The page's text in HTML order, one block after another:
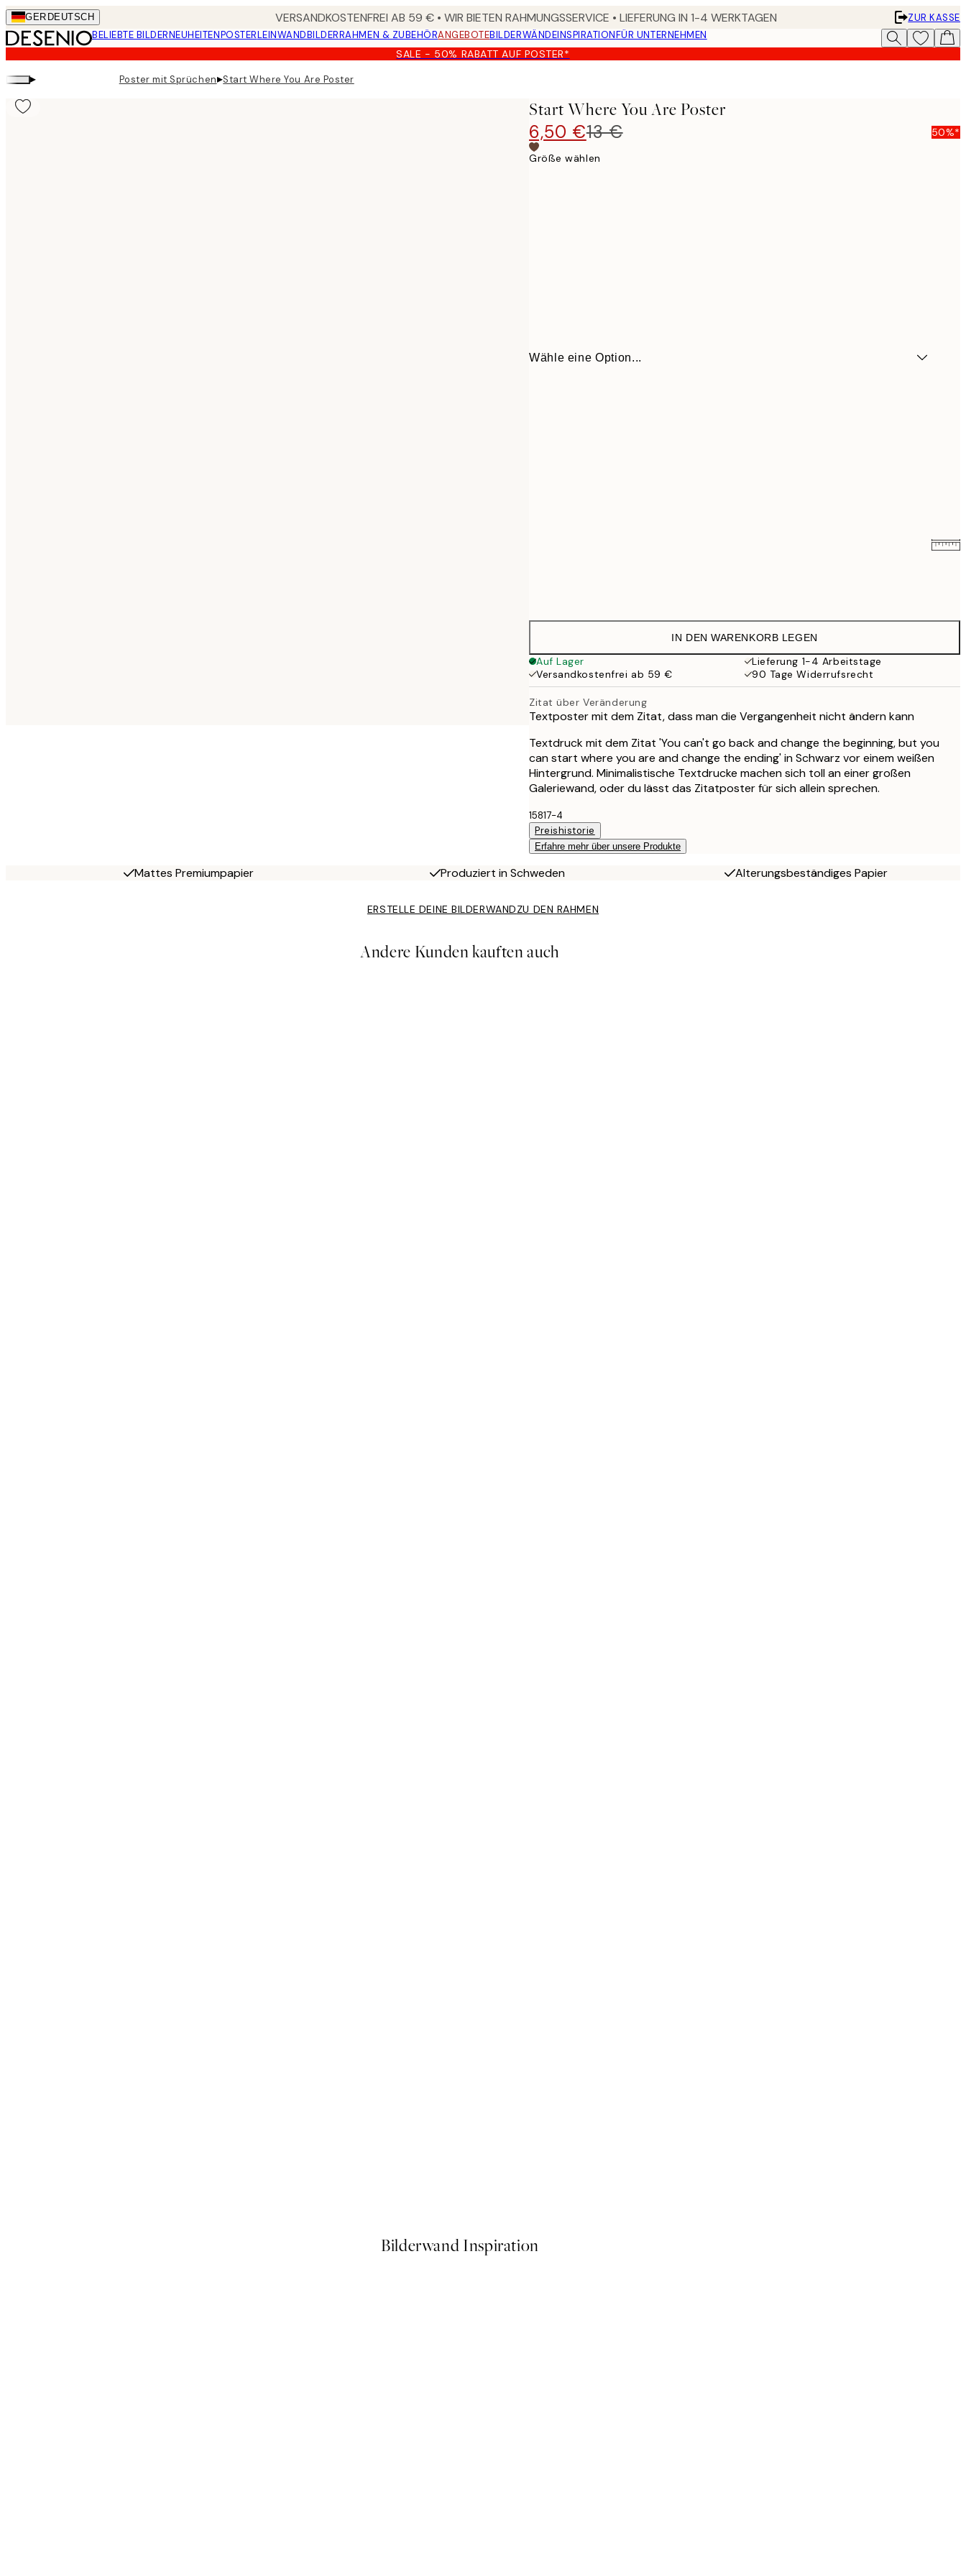
Skip
to
main
content.
GER DEUTSCH VERSANDKOSTENFREI AB 59 € • WIR BIETEN RAHMUNGSSERVICE • LIEFERUNG IN 1-4 WERKTAGEN
ZUR KASSE
BELIEBTE BILDERNEUHEITENPOSTERLEINWANDBILDERRAHMEN & ZUBEHÖRANGEBOTEBILDERWÄNDEINSPIRATIONFÜR UNTERNEHMEN
SALE - 50% RABATT AUF POSTER*
▸ Poster mit Sprüchen▸Start Where You Are Poster
Start Where You Are Poster
6,50 €13 € 50%*
Größe wählen
Wähle eine Option...
21,95 €
IN DEN WARENKORB LEGEN
Auf Lager
Lieferung 1-4 Arbeitstage
Versandkostenfrei ab 59 €
90 Tage Widerrufsrecht
Zitat über Veränderung
Textposter mit dem Zitat, dass man die Vergangenheit nicht ändern kann
Textdruck mit dem Zitat 'You can't go back and change the beginning, but you
can start where you are and change the ending' in Schwarz vor einem weißen
Hintergrund. Minimalistische Textdrucke machen sich toll an einer großen
Galeriewand, oder du lässt das Zitatposter für sich allein sprechen.
15817-4
Preishistorie
Erfahre mehr über unsere Produkte
Mattes Premiumpapier Produziert in Schweden Alterungsbeständiges Papier
ERSTELLE DEINE BILDERWANDZU DEN RAHMEN
Andere Kunden kauften auch
Bilderwand Inspiration